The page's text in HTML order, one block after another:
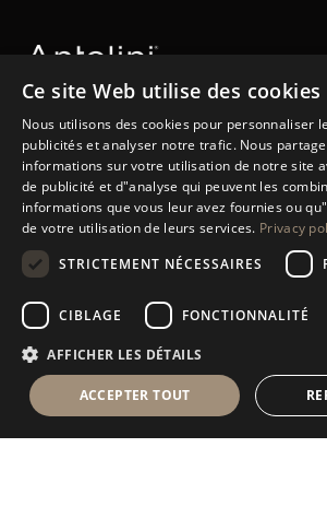
Antolini Luigi & C. S.p.a.
Société de droit italien
SIÈGE SOCIAL
Via Napoleone, 6
37015 Sant’Ambrogio di Valpolicella
Registre des entreprises de Vérone
Num. intracom. / VAT - IT 0044809 023 3
Capital social € 6.565.260 E.V.
P.E.C.
al.spa@pec.antolini.it
Ce site Web utilise des cookies
Nous utilisons des cookies pour personnaliser
publicités et analyser notre trafic. Nous
informations sur votre utilisation de notre site
de publicité et d"analyse qui peuvent les
informations que vous leur avez fournies ou
de votre utilisation de leurs services. Privacy
STRICTEMENT NÉCESSAIRES
CIBLAGE FONCTIONNALITÉ
AFFICHER LES DÉTAILS
ACCEPTER TOUT